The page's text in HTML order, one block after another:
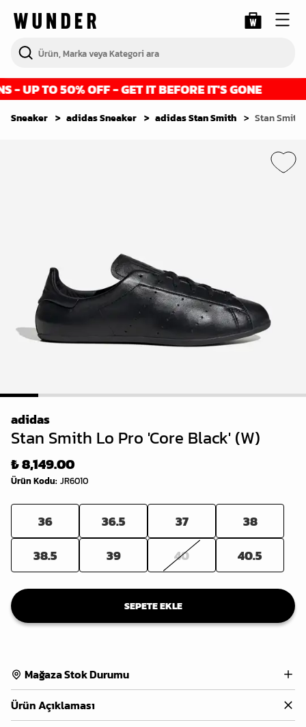
UP TO 50% OFF - GET IT BEFORE IT'S GONE
Sneaker adidas Sneaker adidas Stan Smith Stan Smith
1 2 3 4 5 6 7 8
adidas
Stan Smith Lo Pro 'Core Black' (W)
₺ 8,149.00
Ürün Kodu: JR6010
36 36.5 37
38
38.5
39 40 40.5
SEPETE EKLE
Mağaza Stok Durumu
Ürün Açıklaması